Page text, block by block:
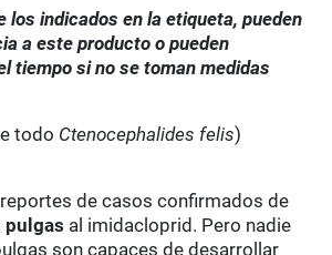
los indicados en la etiqueta, pueden
a este producto o pueden
tiempo si no se toman medidas
todo Ctenocephalides felis)
de casos confirmados de
pulgas al imidacloprid. Pero nadie
son capaces de desarrollar